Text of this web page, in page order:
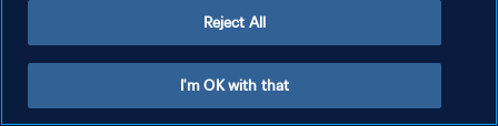
Reject All
I'm OK with that